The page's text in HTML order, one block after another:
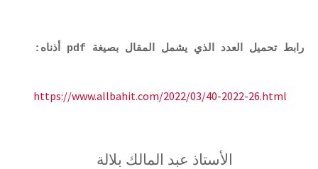
رابط تحميل العدد الذي يشمل المقال بصيغة pdf أذناه:
https://www.allbahit.com/2022/03/40-2022-26.html
الأستاذ عبد المالك بلالة